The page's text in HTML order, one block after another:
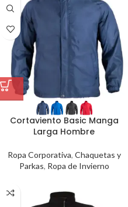
Cortaviento Basic Manga
Larga Hombre
Ropa Corporativa, Chaquetas y
Parkas, Ropa de Invierno